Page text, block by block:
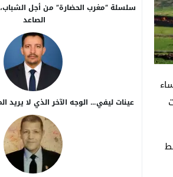
سلسلة “مغرب الحضارة” من أجل
الصاعد
عينات ليفي… الوجه الآخر الذي لا يريد